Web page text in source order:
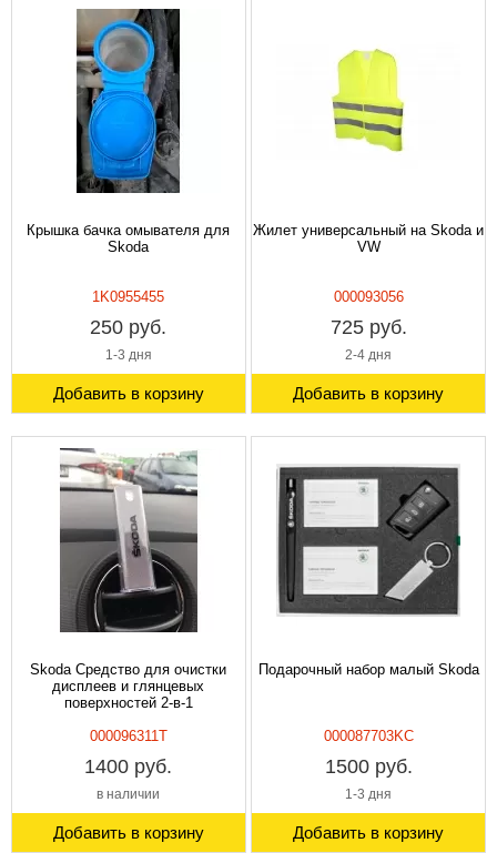
Крышка бачка омывателя для
Skoda
1K0955455
250 руб.
1-3 дня
Добавить в корзину
Жилет универсальный на Skoda и
VW
000093056
725 руб.
2-4 дня
Добавить в корзину
Skoda Средство для очистки
дисплеев и глянцевых
поверхностей 2-в-1
000096311T
1400 руб.
в наличии
Добавить в корзину
Подарочный набор малый Skoda
000087703KC
1500 руб.
1-3 дня
Добавить в корзину